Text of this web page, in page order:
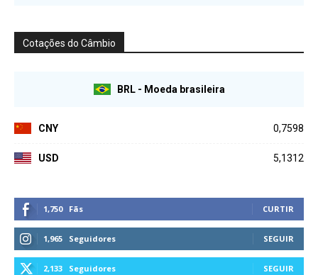
Cotações do Câmbio
BRL - Moeda brasileira
CNY 0,7598
USD 5,1312
1,750 Fãs CURTIR
1,965 Seguidores SEGUIR
2,133 Seguidores SEGUIR